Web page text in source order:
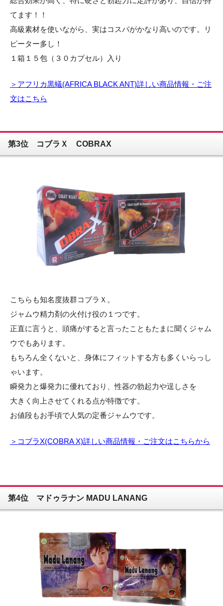
てます！！
高級素材を使いながら、実はコスパがかなり高いのです。リ
ピーター多し！
１箱１５包（３０カプセル）入り
＞アフリカ黒蟻(AFRICA BLACK ANT)詳しい商品情報・ご注
文はこちら
第3位 コブラＸ COBRAX
こちらも知名度抜群コブラＸ。
ジャムウ精力剤の火付け役の１つです。
正直に言うと、頭痛がすると言ったこともたまに聞くジャム
ウでもあります。
もちろん全くないと、身体にフィットする方も多くいらっし
ゃいます。
瞬発力と爆発力に優れており、性器の勃起力や逞しさを
大きく向上させてくれる点が特徴です。
お値段もお手頃で人気の定番ジャムウです。
＞コブラX(COBRA X)詳しい商品情報・ご注文はこちらから
第4位 マドゥラナン MADU LANANG